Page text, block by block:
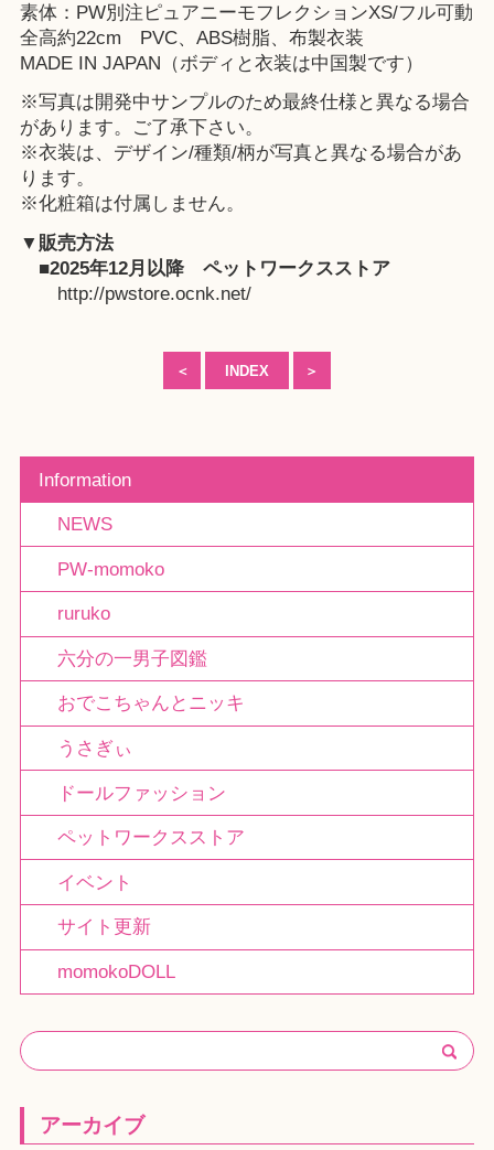
素体：PW別注ピュアニーモフレクションXS/フル可動
全高約22cm PVC、ABS樹脂、布製衣装
MADE IN JAPAN（ボディと衣装は中国製です）
※写真は開発中サンプルのため最終仕様と異なる場合
があります。ご了承下さい。
※衣装は、デザイン/種類/柄が写真と異なる場合があ
ります。
※化粧箱は付属しません。
▼販売方法
■2025年12月以降 ペットワークスストア
http://pwstore.ocnk.net/
＜ INDEX ＞
Information
NEWS
PW-momoko
ruruko
六分の一男子図鑑
おでこちゃんとニッキ
うさぎぃ
ドールファッション
ペットワークスストア
イベント
サイト更新
momokoDOLL
アーカイブ